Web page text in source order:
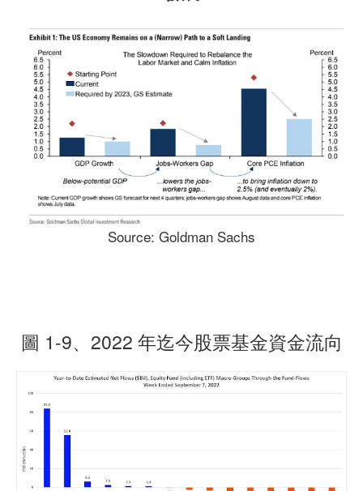
Source: Goldman Sachs
圖 1-9、2022 年迄今股票基金資金流向